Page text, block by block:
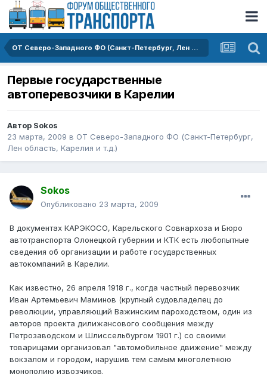
ОТ Северо-Западного ФО (Санкт-Петербург, Лен область, Kарелия и т.д.)
Первые государственные
автоперевозчики в Карелии
Автор Sokos
23 марта, 2009 в ОТ Северо-Западного ФО (Санкт-Петербург,
Лен область, Kарелия и т.д.)
Sokos
Опубликовано 23 марта, 2009
В документах КАРЭКОСО, Карельского Совнархоза и Бюро
автотранспорта Олонецкой губернии и КТК есть любопытные
сведения об организации и работе государственных
автокомпаний в Карелии.
Как известно, 26 апреля 1918 г., когда частный перевозчик
Иван Артемьевич Маминов (крупный судовладелец до
революции, управляющий Важинским пароходством, один из
авторов проекта дилижансового сообщения между
Петрозаводском и Шлиссельбургом 1901 г.) со своими
товарищами организовал "автомобильное движение" между
вокзалом и городом, нарушив тем самым многолетнюю
монополию извозчиков.